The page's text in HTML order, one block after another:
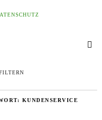
KUNDENSERVICE